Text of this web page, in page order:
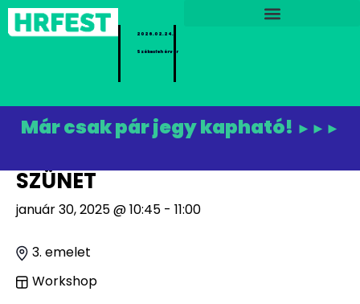
2026.02.24.
Székesfehérvár
Már csak pár jegy kapható! ►►►
SZÜNET
január 30, 2025 @ 10:45 - 11:00
3. emelet
Workshop